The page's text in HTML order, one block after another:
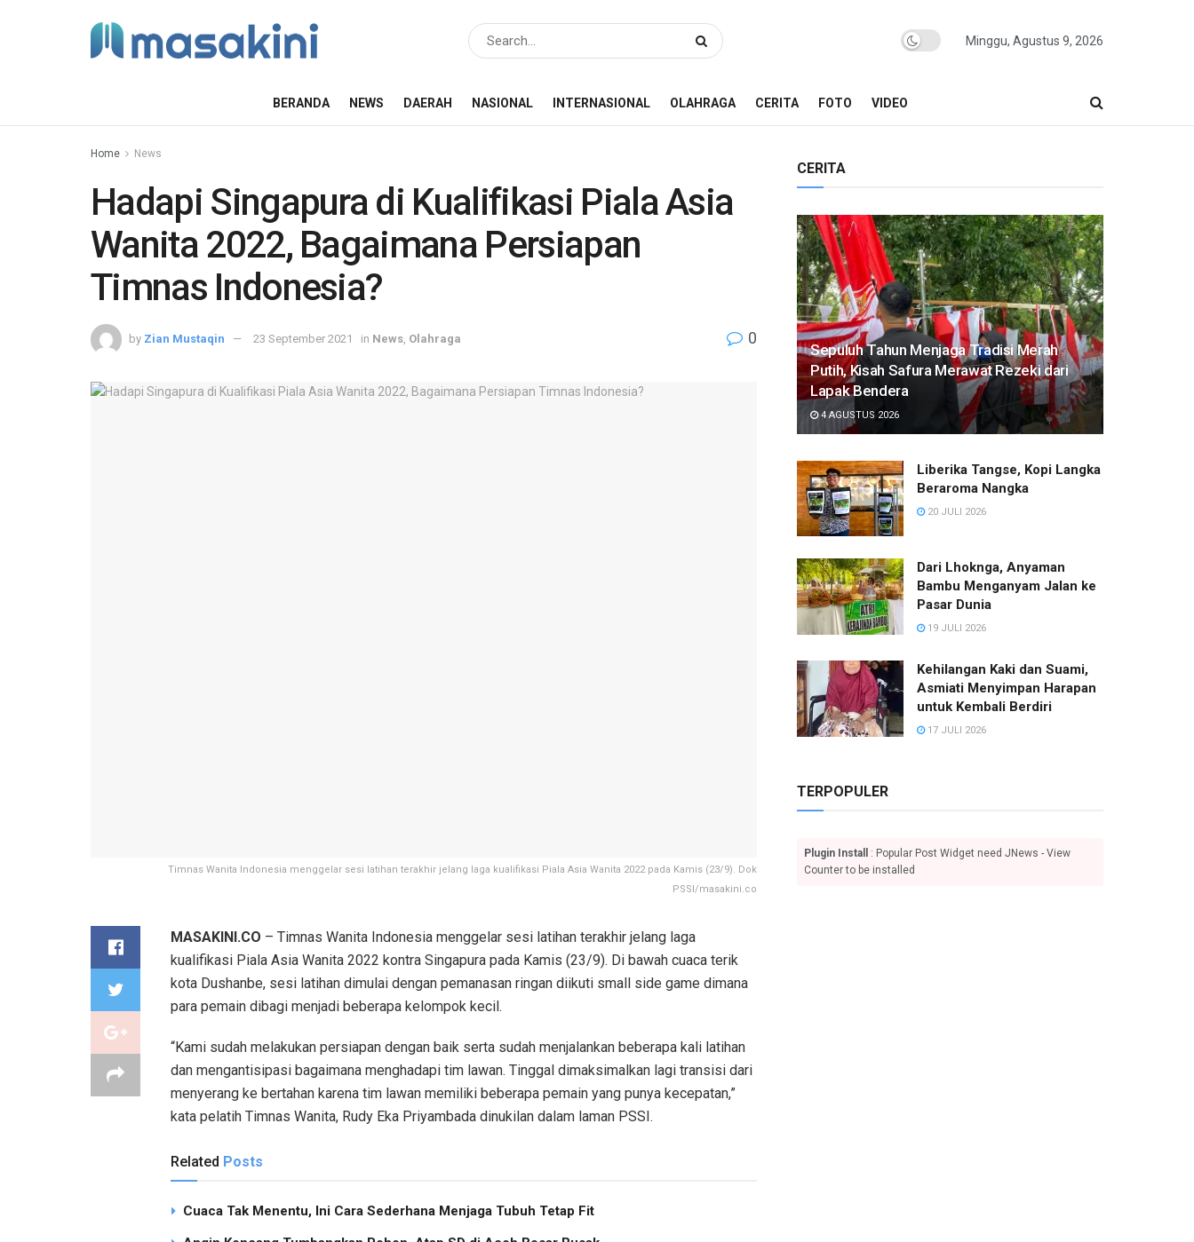
Minggu, Agustus 9, 2026
BERANDA NEWS DAERAH NASIONAL INTERNASIONAL OLAHRAGA CERITA FOTO VIDEO
Home News
Hadapi Singapura di Kualifikasi Piala Asia
Wanita 2022, Bagaimana Persiapan
Timnas Indonesia?
by Zian Mustaqin 23 September 2021 in News Olahraga 0
Timnas Wanita Indonesia menggelar sesi latihan terakhir jelang laga kualifikasi Piala Asia Wanita 2022 pada Kamis (23/9). Dok
PSSI/masakini.co
MASAKINI.CO – Timnas Wanita Indonesia menggelar sesi latihan terakhir jelang laga
kualifikasi Piala Asia Wanita 2022 kontra Singapura pada Kamis (23/9). Di bawah cuaca terik
kota Dushanbe, sesi latihan dimulai dengan pemanasan ringan diikuti small side game dimana
para pemain dibagi menjadi beberapa kelompok kecil.
“Kami sudah melakukan persiapan dengan baik serta sudah menjalankan beberapa kali latihan
dan mengantisipasi bagaimana menghadapi tim lawan. Tinggal dimaksimalkan lagi transisi dari
menyerang ke bertahan karena tim lawan memiliki beberapa pemain yang punya kecepatan,”
kata pelatih Timnas Wanita, Rudy Eka Priyambada dinukilan dalam laman PSSI.
Related Posts
Cuaca Tak Menentu, Ini Cara Sederhana Menjaga Tubuh Tetap Fit
CERITA
Sepuluh Tahun Menjaga Tradisi Merah
Putih, Kisah Safura Merawat Rezeki dari
Lapak Bendera
4 AGUSTUS 2026
Liberika Tangse, Kopi Langka
Beraroma Nangka
20 JULI 2026
Dari Lhoknga, Anyaman
Bambu Menganyam Jalan ke
Pasar Dunia
19 JULI 2026
Kehilangan Kaki dan Suami,
Asmiati Menyimpan Harapan
untuk Kembali Berdiri
17 JULI 2026
TERPOPULER
Plugin Install
: Popular Post Widget need JNews - View
Counter to be installed